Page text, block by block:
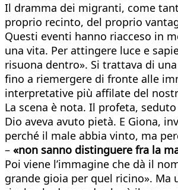
Il dramma dei migranti, come
proprio recinto, del proprio
Questi eventi hanno riacceso in
una vita. Per attingere luce e
risuona dentro». Si trattava di
fino a riemergere di fronte alle
interpretative più affilate del
La scena è nota. Il profeta,
Dio aveva avuto pietà. E Giona,
perché il male abbia vinto, ma
– «non sanno distinguere fra la
Poi viene l’immagine che dà il
grande gioia per quel ricino». Ma